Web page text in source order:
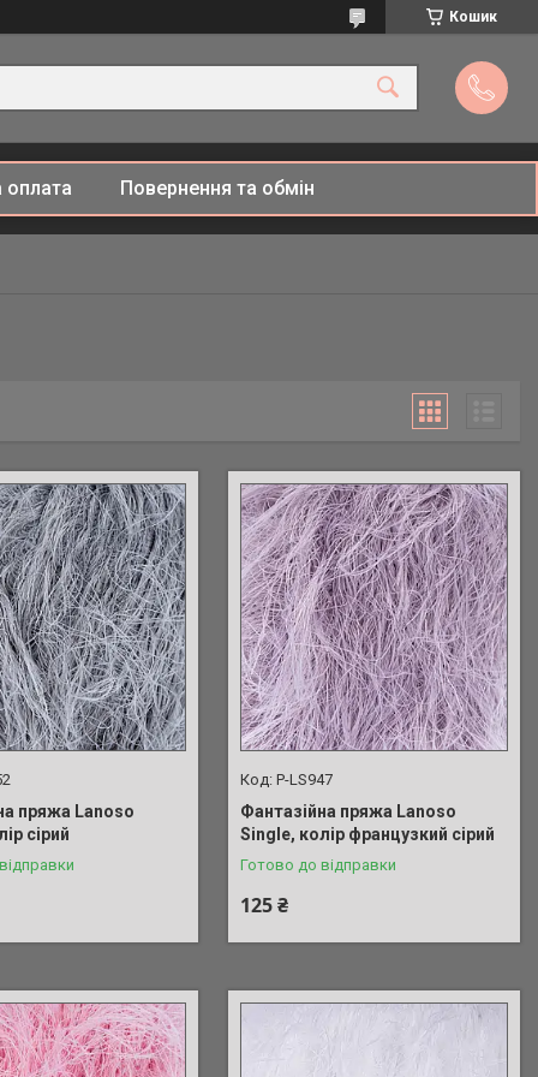
Кошик
оплата Повернення та обмін
пряжа Lanoso
сірий
P-LS947
Фантазійна пряжа Lanoso
Single, колір французкий сірий
Готово до відправки
125 ₴